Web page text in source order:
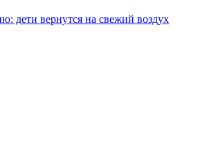
дети вернутся на свежий воздух